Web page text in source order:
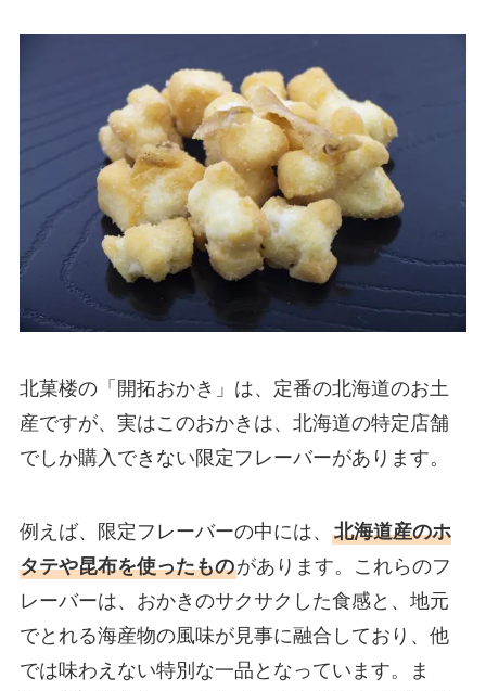
北菓楼の「開拓おかき」は、定番の北海道のお土
産ですが、実はこのおかきは、北海道の特定店舗
でしか購入できない限定フレーバーがあります。
例えば、限定フレーバーの中には、 北海道産のホ
タテや昆布を使ったものがあります。これらのフ
レーバーは、おかきのサクサクした食感と、地元
でとれる海産物の風味が見事に融合しており、他
では味わえない特別な一品となっています。ま